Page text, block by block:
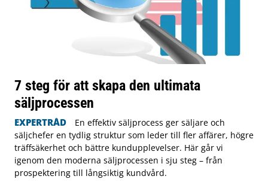
7 steg för att skapa den ultimata
säljprocessen
EXPERTRÅD
En effektiv säljprocess ger säljare och
säljchefer en tydlig struktur som leder till fler affärer, högre
träffsäkerhet och bättre kundupplevelser. Här går vi
igenom den moderna säljprocessen i sju steg – från
prospektering till långsiktig kundvård.